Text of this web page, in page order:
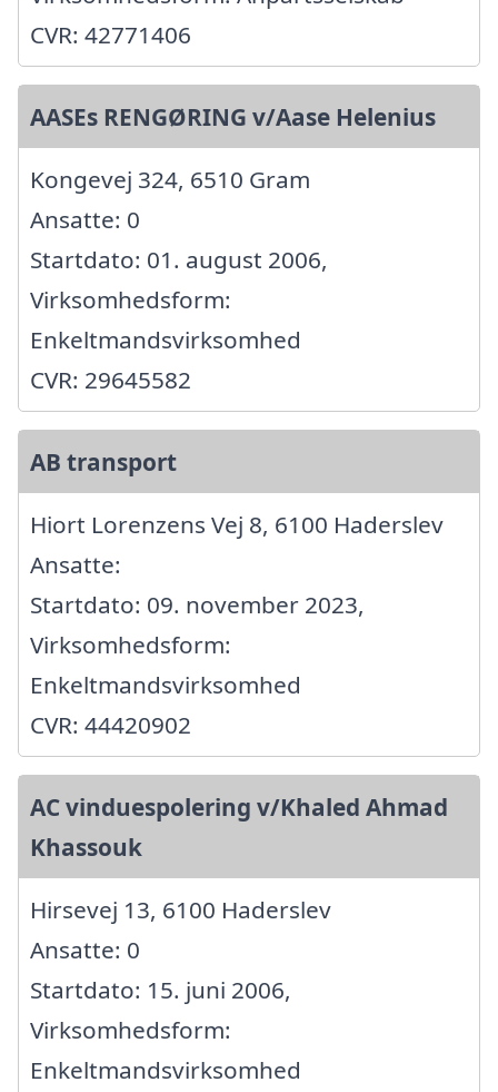
CVR: 42771406
AASEs RENGØRING v/Aase Helenius
Kongevej 324, 6510 Gram
Ansatte: 0
Startdato: 01. august 2006,
Virksomhedsform:
Enkeltmandsvirksomhed
CVR: 29645582
AB transport
Hiort Lorenzens Vej 8, 6100 Haderslev
Ansatte:
Startdato: 09. november 2023,
Virksomhedsform:
Enkeltmandsvirksomhed
CVR: 44420902
AC vinduespolering v/Khaled Ahmad
Khassouk
Hirsevej 13, 6100 Haderslev
Ansatte: 0
Startdato: 15. juni 2006,
Virksomhedsform:
Enkeltmandsvirksomhed